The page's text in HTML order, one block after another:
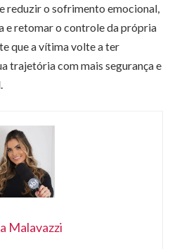
reduzir o sofrimento emocional,
e retomar o controle da própria
que a vítima volte a ter
trajetória com mais segurança e
Malavazzi